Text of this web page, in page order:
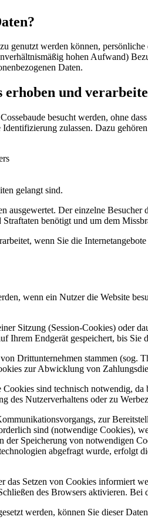
genutzt werden können,
hohen Aufwand)
Daten.
erhoben und
besucht werden, ohne
zulassen. Dazu gehören
gelangt sind.
ausgewertet. Der einzelne
benötigt und um dem
wenn Sie die
wenn ein Nutzer die Website
Sitzung (Session-Cookies) oder
Ihrem Endgerät gespeichert, bis
Drittunternehmen stammen
zur Abwicklung von
sind technisch notwendig,
des Nutzerverhaltens oder zu
zur
sind (notwendige Cookies),
der Speicherung von notwendigen
abgefragt wurde,
das Setzen von Cookies informiert
des Browsers aktivieren.
werden, können Sie dieser